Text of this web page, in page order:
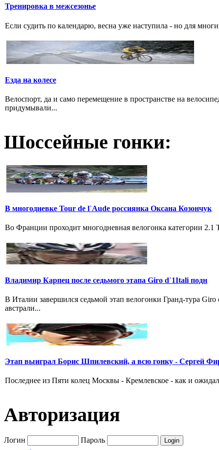
Тренировка в межсезонье
Если судить по календарю, весна уже наступила - но для
Езда на колесе
Велоспорт, да и само перемещение в пространстве на
придумывали...
Шоссейные гонки:
В многодневке Tour de l`Aude россиянка Оксана Козончук
Во Франции проходит многодневная велогонка категории
Владимир Карпец после седьмого этапа Giro d`1Itali подн
В Италии завершился седьмой этап велогонки Гранд-тура
австрали...
Этап выиграл Борис Шпилевский, а всю гонку - Сергей
Последнее из Пяти колец Москвы - Кремлевское - как и
Авторизация
Логин Пароль